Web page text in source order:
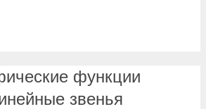
функции
звенья